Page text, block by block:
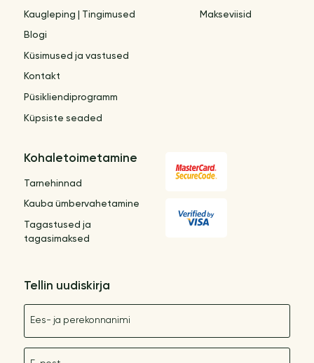
Kaugleping | Tingimused
Blogi
Küsimused ja vastused
Kontakt
Püsikliendiprogramm
Küpsiste seaded
Makseviisid
Kohaletoimetamine
Tarnehinnad
Kauba ümbervahetamine
Tagastused ja
tagasimaksed
Tellin uudiskirja